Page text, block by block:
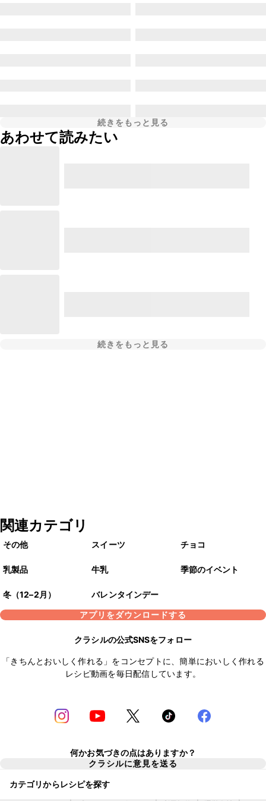
続きをもっと見る
あわせて読みたい
続きをもっと見る
関連カテゴリ
その他 スイーツ チョコ
乳製品 牛乳 季節のイベント
冬（12–2月）
バレンタインデー
アプリをダウンロードする
クラシルの公式SNSをフォロー
「きちんとおいしく作れる」をコンセプトに、簡単においしく作れる
レシピ動画を毎日配信しています。
何かお気づきの点はありますか？
クラシルに意見を送る
カテゴリからレシピを探す